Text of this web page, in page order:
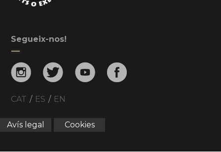
Segueix-nos!
CAT / ES / EN
Avís legal Cookies